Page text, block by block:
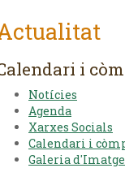
i
Notícies
Agenda
Xarxes Socials
Calendari i
Galeria